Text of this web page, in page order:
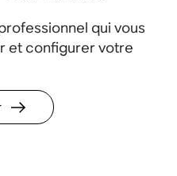
qui vous
et configurer votre